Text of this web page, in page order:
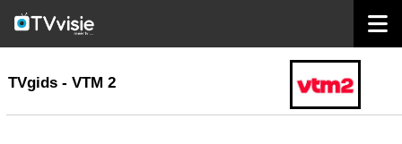
TVgids
TVgids - VTM 2